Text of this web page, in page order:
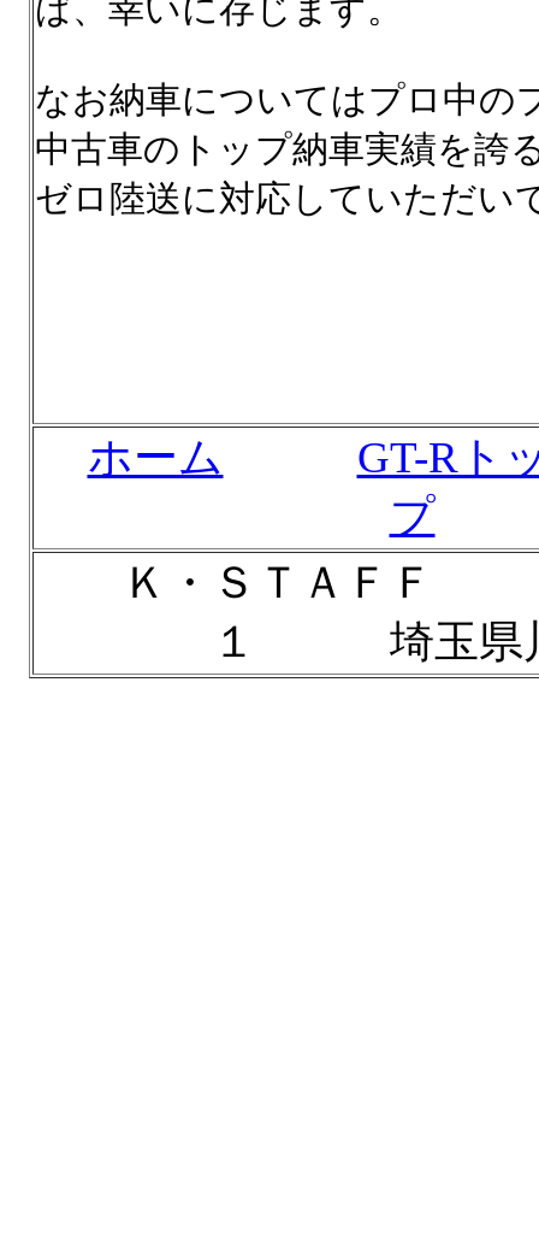
ば、幸いに存じます。
なお納車についてはプロ中の
中古車のトップ納車実績を誇
ゼロ陸送に対応していただい
ホーム
GT-Rト
プ
Ｋ・ＳＴＡＦＦ
１ 埼玉県川